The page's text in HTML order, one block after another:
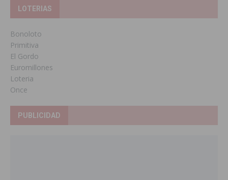
LOTERIAS
Bonoloto
Primitiva
El Gordo
Euromillones
Loteria
Once
PUBLICIDAD